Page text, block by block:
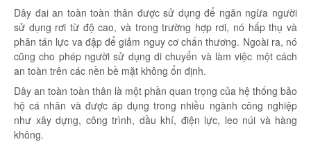
Dây đai an toàn toàn thân được sử dụng để ngăn ngừa người
sử dụng rơi từ độ cao, và trong trường hợp rơi, nó hấp thụ và
phân tán lực va đập để giảm nguy cơ chấn thương. Ngoài ra, nó
cũng cho phép người sử dụng di chuyển và làm việc một cách
an toàn trên các nền bề mặt không ổn định.
Dây an toàn toàn thân là một phần quan trọng của hệ thống bảo
hộ cá nhân và được áp dụng trong nhiều ngành công nghiệp
như xây dựng, công trình, dầu khí, điện lực, leo núi và hàng
không.